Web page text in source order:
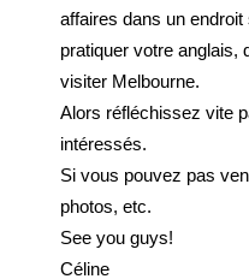
affaires dans un endroit
pratiquer votre anglais,
visiter Melbourne.
Alors réfléchissez vite
intéressés.
Si vous pouvez pas
photos, etc.
See you guys!
Céline